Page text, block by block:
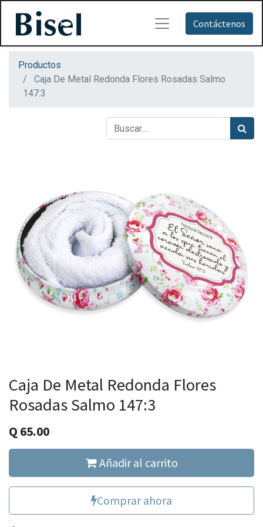
Contáctenos
Productos
Caja De Metal Redonda Flores Rosadas Salmo
147:3
Caja De Metal Redonda Flores
Rosadas Salmo 147:3
Q 65.00
Añadir al carrito
Comprar ahora